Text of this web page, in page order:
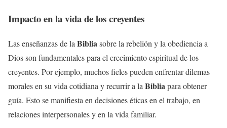
Impacto en la vida de los creyentes
Las enseñanzas de la Bibliasobre la rebelión y la obediencia a
Dios son fundamentales para el crecimiento espiritual de los
creyentes. Por ejemplo, muchos fieles pueden enfrentar dilemas
morales en su vida cotidiana y recurrir a la Bibliapara obtener
guía. Esto se manifiesta en decisiones éticas en el trabajo, en
relaciones interpersonales y en la vida familiar.